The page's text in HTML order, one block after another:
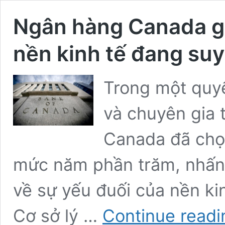
Ngân hàng Canada
nền kinh tế đang
Trong một
và chuyên gia
Canada đã
mức năm phần trăm,
về sự yếu đuối của nền
Cơ sở lý … Continue